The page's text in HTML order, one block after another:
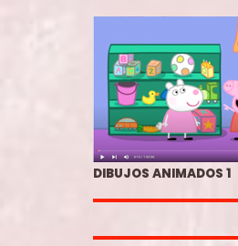
DIBUJOS ANIMADOS 1